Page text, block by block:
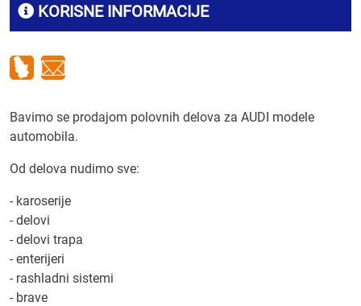
KORISNE INFORMACIJE
Bavimo se prodajom polovnih delova za AUDI modele
automobila.
Od delova nudimo sve:
- karoserije
- delovi
- delovi trapa
- enterijeri
- rashladni sistemi
- brave